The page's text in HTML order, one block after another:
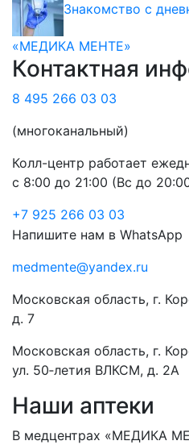
Знакомство с
«МЕДИКА МЕНТЕ»
Контактная
8 495 266 03 03
(многоканальный)
Колл-центр работает
с 8:00 до 21:00 (Вс до
+7 925 266 03 03
Напишите нам в WhatsApp
medmente@yandex.ru
Московская область, г.
д. 7
Московская область, г.
ул. 50‑летия ВЛКСМ, д. 2А
Наши аптеки
В медцентрах «МЕДИКА